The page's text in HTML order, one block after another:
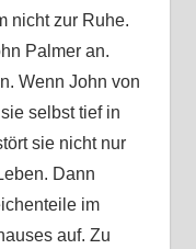
nicht zur Ruhe.
Palmer an.
Wenn John von
selbst tief in
sie nicht nur
Dann
im
auf. Zu